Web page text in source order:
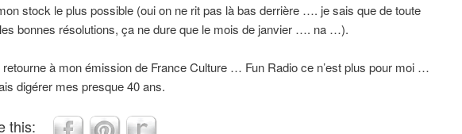
stock le plus possible (oui on ne rit pas là bas derrière …. je sais que de toute
bonnes résolutions, ça ne dure que le mois de janvier …. na …).
retourne à mon émission de France Culture … Fun Radio ce n’est plus pour moi …
digérer mes presque 40 ans.
this: